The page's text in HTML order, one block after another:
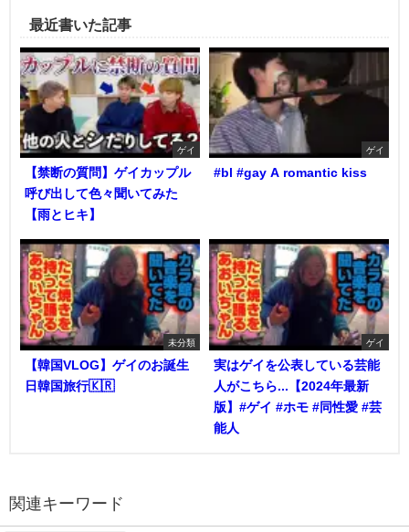
最近書いた記事
ゲイ
【禁断の質問】ゲイカップル
呼び出して色々聞いてみた
【雨とヒキ】
ゲイ
#bl #gay A romantic kiss
未分類
【韓国VLOG】ゲイのお誕生
日韓国旅行🇰🇷
ゲイ
実はゲイを公表している芸能
人がこちら...【2024年最新
版】#ゲイ #ホモ #同性愛 #芸
能人
関連キーワード